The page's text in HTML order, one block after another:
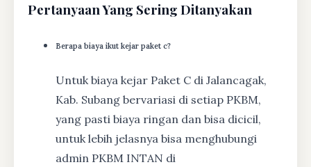
Pertanyaan Yang Sering Ditanyakan
Berapa biaya ikut kejar paket c?
Untuk biaya kejar Paket C di Jalancagak,
Kab. Subang bervariasi di setiap PKBM,
yang pasti biaya ringan dan bisa dicicil,
untuk lebih jelasnya bisa menghubungi
admin PKBM INTAN di